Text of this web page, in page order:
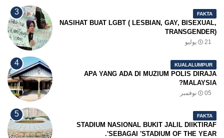
FAKTA
NASIHAT BUAT LGBT ( LESBIAN, GAY, BISEXUAL,
TRANSGENDER)
21 يوليو
KUALALUMPUR
APA YANG ADA DI MUZIUM POLIS DIRAJA
MALAYSIA?
05 نوفمبر
FAKTA
STADIUM NASIONAL BUKIT JALIL DIIKTIRAF
SEBAGAI 'STADIUM OF THE YEAR'.